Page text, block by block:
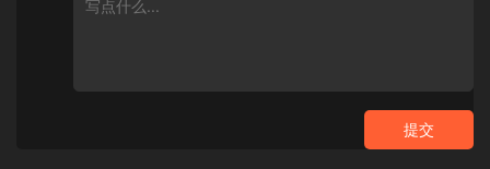
提交